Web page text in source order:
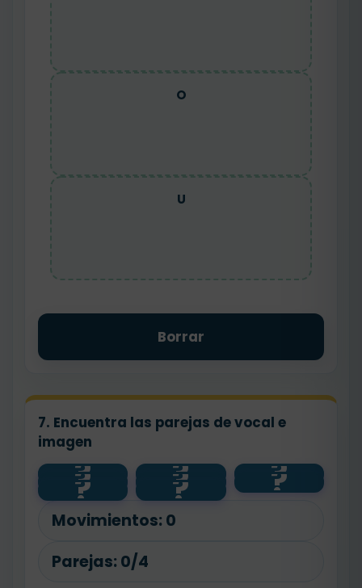
O
U
Borrar
7. Encuentra las parejas de vocal e
imagen
?
A ? ?
? ? ?
I
?
O ?
E
Movimientos: 0
Parejas: 0/4